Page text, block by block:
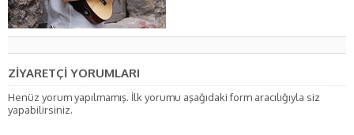
ZİYARETÇİ YORUMLARI
Henüz yorum yapılmamış. İlk yorumu aşağıdaki form aracılığıyla siz
yapabilirsiniz.